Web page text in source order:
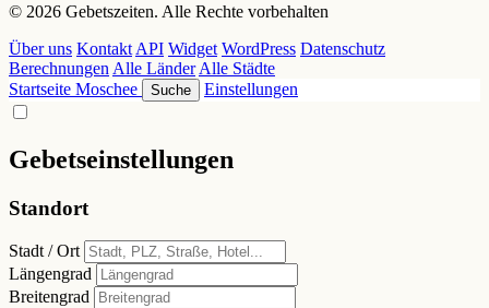
© 2026 Gebetszeiten. Alle Rechte vorbehalten
Über uns Kontakt API Widget WordPress Datenschutz
Berechnungen Alle Länder Alle Städte
Startseite Moschee Suche Einstellungen
Gebetseinstellungen
Standort
Stadt / Ort
Längengrad
Breitengrad